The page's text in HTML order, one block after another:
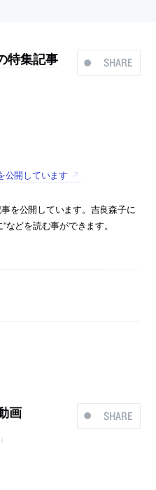
SHARE
特集記事
公開しています
を公開しています。吉良森子に
などを読む事ができます。
SHARE
画